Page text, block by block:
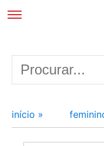
início »